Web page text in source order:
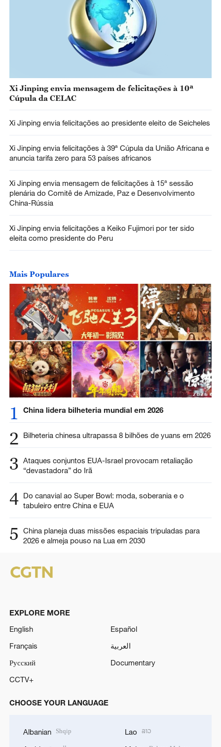
Xi Jinping envia mensagem de felicitações à 10ª
Cúpula da CELAC
Xi Jinping envia felicitações ao presidente eleito de Seicheles
Xi Jinping envia felicitações à 39ª Cúpula da União Africana e
anuncia tarifa zero para 53 países africanos
Xi Jinping envia mensagem de felicitações à 15ª sessão
plenária do Comitê de Amizade, Paz e Desenvolvimento
China-Rússia
Xi Jinping envia felicitações a Keiko Fujimori por ter sido
eleita como presidente do Peru
Mais Populares
1 China lidera bilheteria mundial em 2026
2 Bilheteria chinesa ultrapassa 8 bilhões de yuans em 2026
3 Ataques conjuntos EUA-Israel provocam retaliação
“devastadora” do Irã
4 Do canavial ao Super Bowl: moda, soberania e o
tabuleiro entre China e EUA
5
China planeja duas missões espaciais tripuladas para
2026 e almeja pouso na Lua em 2030
EXPLORE MORE
English
Español
Français
العربية
Русский
Documentary
CCTV+
CHOOSE YOUR LANGUAGE
Albanian Shqip Lao ລາວ